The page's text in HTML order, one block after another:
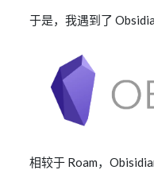
于是，我遇到了
相较于 Roam，